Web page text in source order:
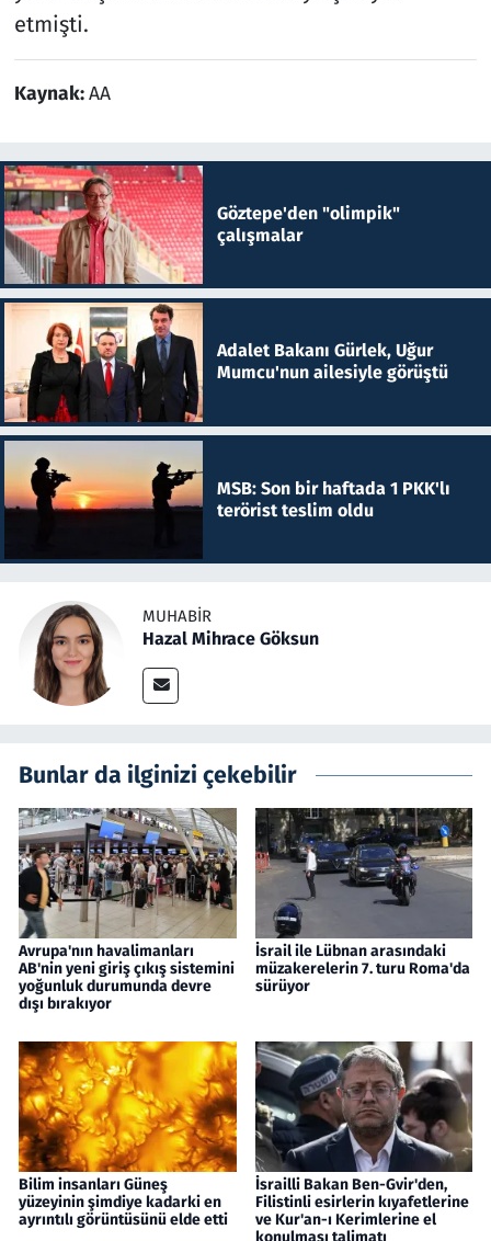
etmişti.
Kaynak:AA
Göztepe'den "olimpik"
çalışmalar
Adalet Bakanı Gürlek, Uğur
Mumcu'nun ailesiyle görüştü
MSB: Son bir haftada 1 PKK'lı
terörist teslim oldu
MUHABIR
Hazal Mihrace Göksun
Bunlar da ilginizi çekebilir
Avrupa'nın havalimanları
AB'nin yeni giriş çıkış sistemini
yoğunluk durumunda devre
dışı bırakıyor
İsrail ile Lübnan arasındaki
müzakerelerin 7. turu Roma'da
sürüyor
Bilim insanları Güneş
yüzeyinin şimdiye kadarki en
ayrıntılı görüntüsünü elde etti
İsrailli Bakan Ben-Gvir'den,
Filistinli esirlerin kıyafetlerine
ve Kur'an-ı Kerimlerine el